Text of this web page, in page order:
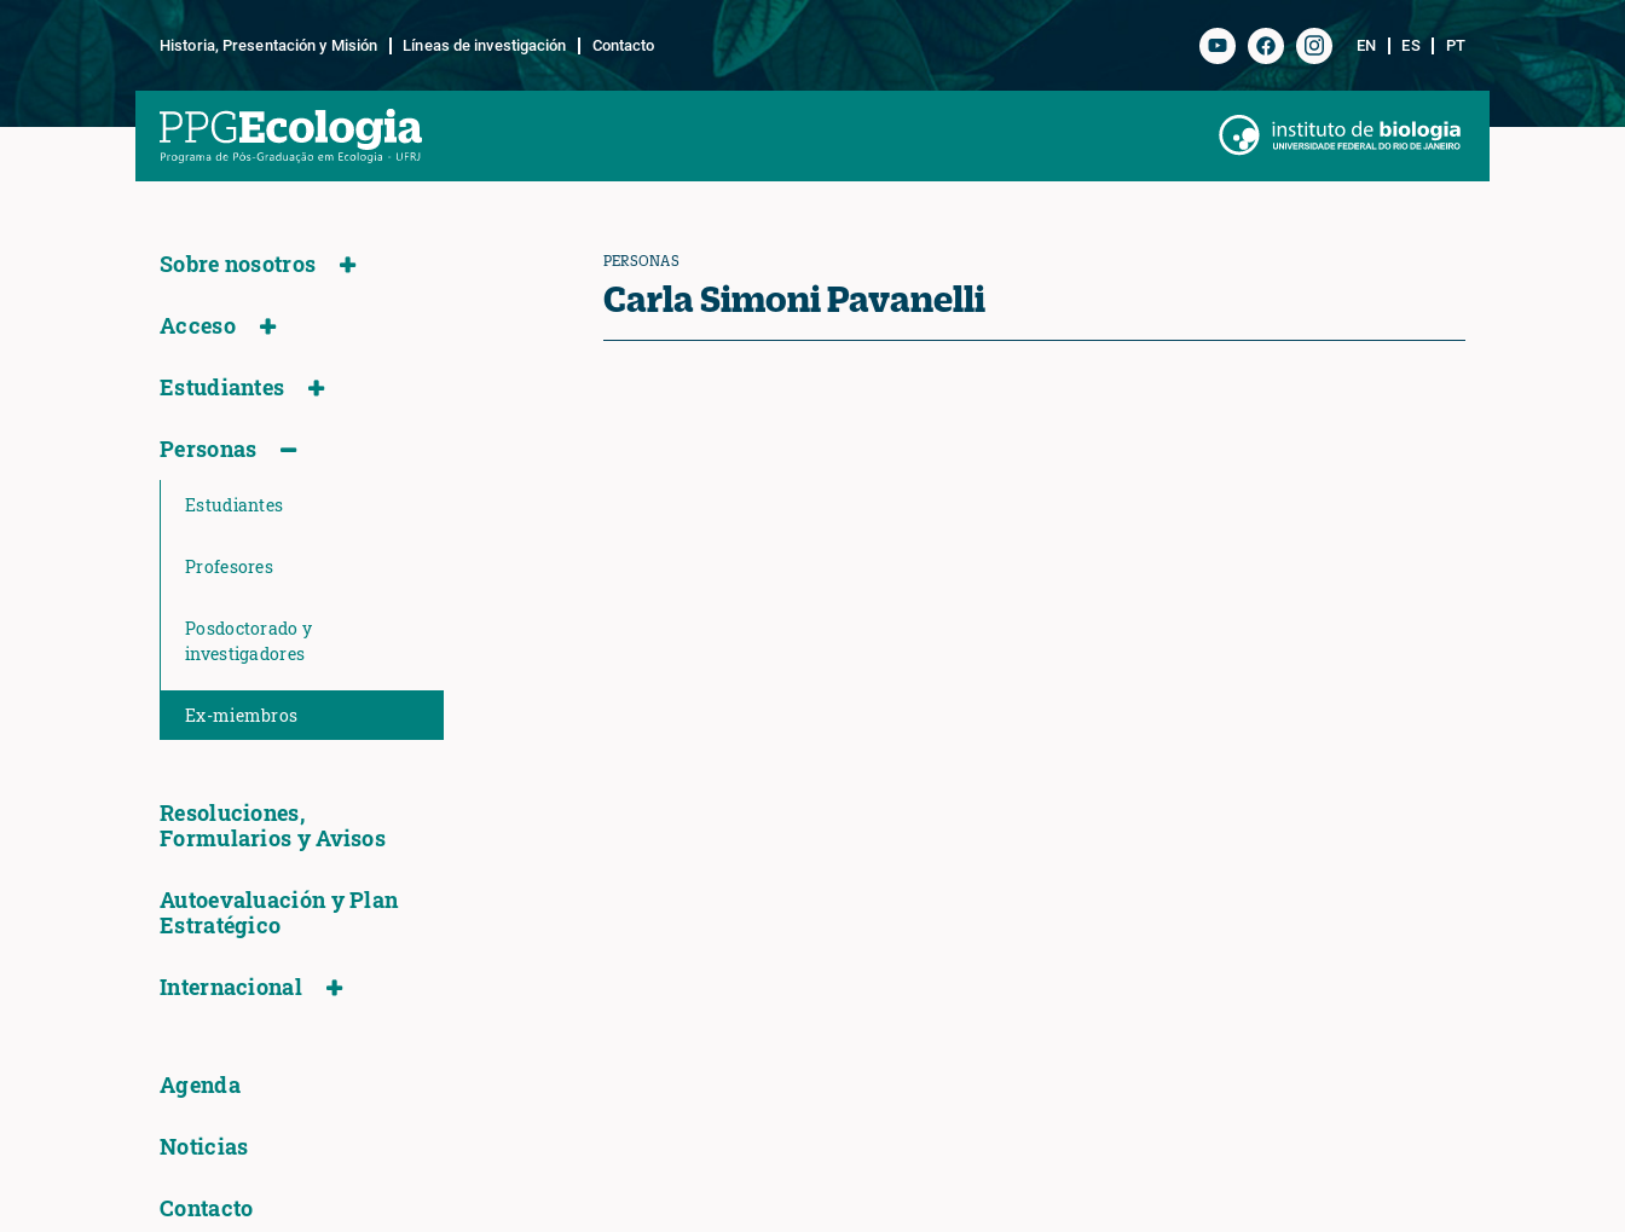
Historia, Presentación y Misión Líneas de investigación Contacto EN ES PT
Sobre nosotros
Acceso
Estudiantes
Personas
Estudiantes
Profesores
Posdoctorado y
investigadores
Ex-miembros
Resoluciones,
Formularios y Avisos
Autoevaluación y Plan
Estratégico
Internacional
Agenda
Noticias
Contacto
PERSONAS
Carla Simoni Pavanelli